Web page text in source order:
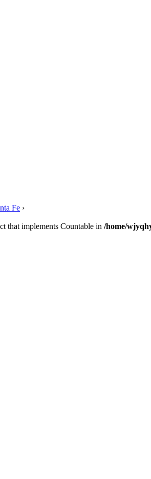
Fe ›
that implements Countable in /home/